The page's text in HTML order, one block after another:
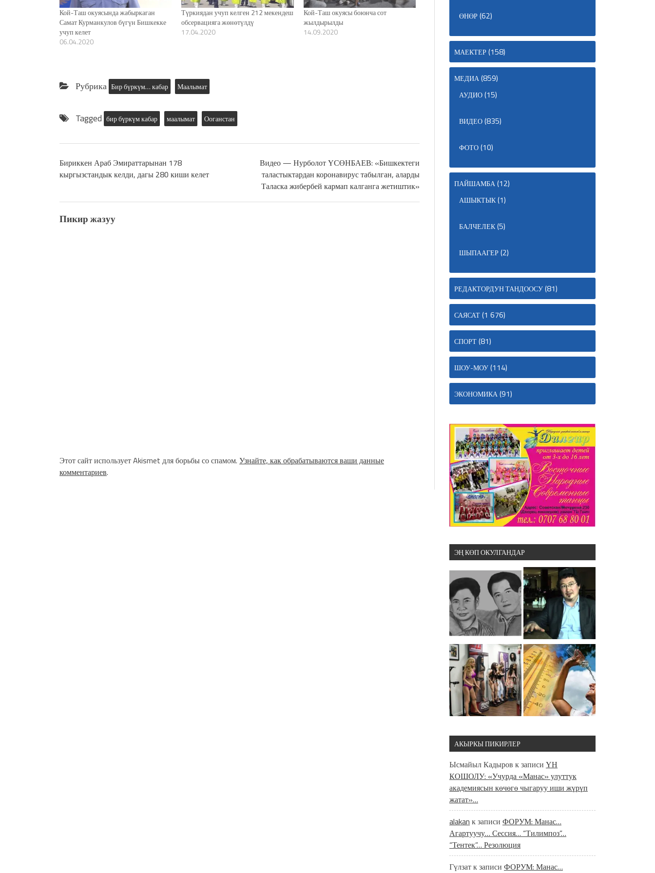
Кой-Таш окуясында жабыркаган
Самат Курманкулов бүгүн Бишкекке
учуп келет
06.04.2020
Түркиядан учуп келген 212 мекендеш
обсервацияга жөнөтүлдү
17.04.2020
Кой-Таш окуясы боюнча сот
жылдырылды
14.09.2020
Рубрика Бир бүркүм… кабар Маалымат
Tagged бир бүркүм кабар маалымат Ооганстан
Бириккен Араб Эмираттарынан 178
кыргызстандык келди, дагы 280 киши келет
Видео — Нурболот ҮСӨНБАЕВ: «Бишкектеги
таластыктардан коронавирус табылган, аларды
Таласка жибербей кармап калганга жетиштик»
Пикир жазуу
Этот сайт использует Akismet для борьбы со спамом. Узнайте, как обрабатываются ваши данные
комментариев.
ӨНӨР(62)
МАЕКТЕР(158)
МЕДИА(859)
АУДИО(15)
ВИДЕО(835)
ФОТО(10)
ПАЙШАМБА(12)
АШЫКТЫК(1)
БАЛЧЕЛЕК(5)
ШЫПААГЕР(2)
РЕДАКТОРДУН ТАНДООСУ(81)
САЯСАТ(1 676)
СПОРТ(81)
ШОУ-МОУ(114)
ЭКОНОМИКА(91)
ЭҢ КӨП ОКУЛГАНДАР
АКЫРКЫ ПИКИРЛЕР
Ысмайыл Кадыров к записи ҮН
КОШОЛУ: «Учурда «Манас» улуттук
академиясын көчөгө чыгаруу иши жүрүп
жатат»…
alakan к записи ФОРУМ: Манас…
Агартуучу… Сессия… “Тилимпоз”…
“Тентек”… Резолюция
Гүлзатк записи ФОРУМ: Манас…